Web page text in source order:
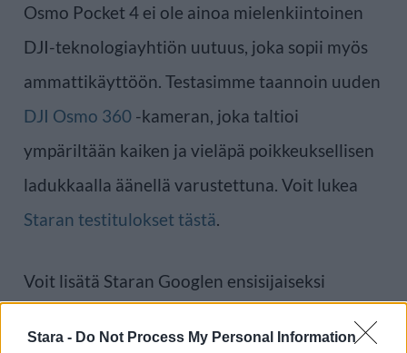
Stara - Do Not Process My Personal Information
Osmo Pocket 4 ei ole ainoa mielenkiintoinen
DJI-teknologiayhtiön uutuus, joka sopii myös
ammattikäyttöön. Testasimme taannoin uuden
DJI Osmo 360 -kameran, joka taltioi
ympäriltään kaiken ja vieläpä poikkeuksellisen
ladukkaalla äänellä varustettuna. Voit lukea
Staran testitulokset tästä.
Voit lisätä Staran Googlen ensisijaiseksi